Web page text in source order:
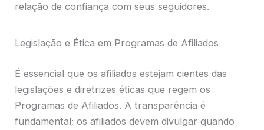
relação de confiança com seus seguidores.
Legislação e Ética em Programas de Afiliados
É essencial que os afiliados estejam cientes das
legislações e diretrizes éticas que regem os
Programas de Afiliados. A transparência é
fundamental; os afiliados devem divulgar quando